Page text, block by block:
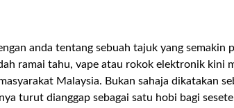
anda tentang sebuah tajuk yang semakin
ramai tahu, vape atau rokok elektronik kini
Malaysia. Bukan sahaja dikatakan
turut dianggap sebagai satu hobi bagi